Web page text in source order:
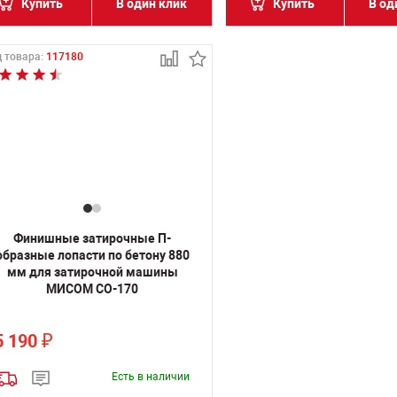
Купить В один клик Купить В
товара: 117180
Финишные затирочные П-
лопасти по бетону 880
мм для затирочной машины
МИСОМ СО-170
190 ₽
Есть в наличии